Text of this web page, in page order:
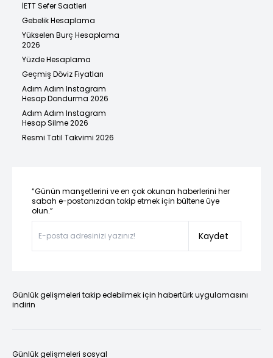
İETT Sefer Saatleri
Gebelik Hesaplama
Yükselen Burç Hesaplama
2026
Yüzde Hesaplama
Geçmiş Döviz Fiyatları
Adım Adım Instagram
Hesap Dondurma 2026
Adım Adım Instagram
Hesap Silme 2026
Resmi Tatil Takvimi 2026
“Günün manşetlerini ve en çok okunan haberlerini her
sabah e-postanızdan takip etmek için bültene üye
olun.”
Kaydet
Günlük gelişmeleri takip edebilmek için habertürk uygulamasını
indirin
Günlük gelişmeleri sosyal